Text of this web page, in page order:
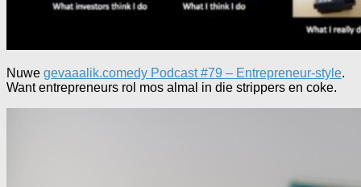
Nuwe gevaaalik.comedy Podcast #79 – Entrepreneur-style.
Want entrepreneurs rol mos almal in die strippers en coke.